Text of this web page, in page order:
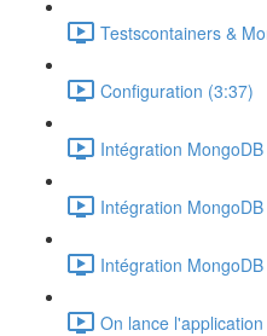
Testscontainers &
Configuration (3:37)
Intégration
Intégration
Intégration
On lance